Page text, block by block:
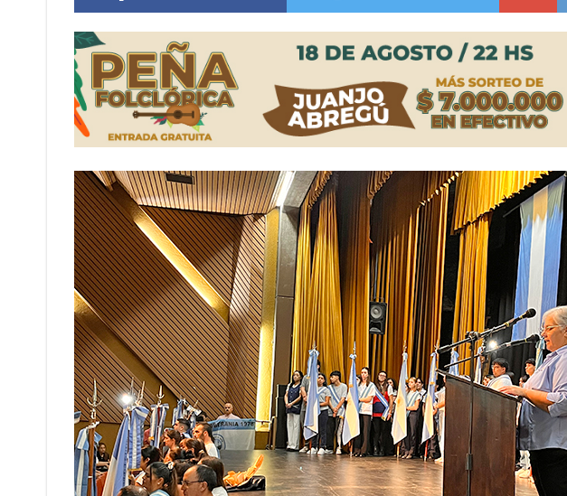
Villada: evalúan obras preventivas ante posibles lluvias intensas